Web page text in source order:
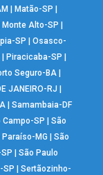
Matão-SP
Monte Alto-SP
SP |Osasco-
Piracicaba-SP
Seguro-BA
JANEIRO-RJ
| Samambaia-DF
Campo-SP |São
MG |São
|São Paulo
SP |Sertãozinho-